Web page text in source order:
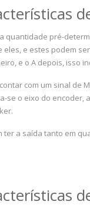
quantidade pré-
eles, e estes podem
e o A depois, isso
com um sinal de
se o eixo do
ter a saída tanto em